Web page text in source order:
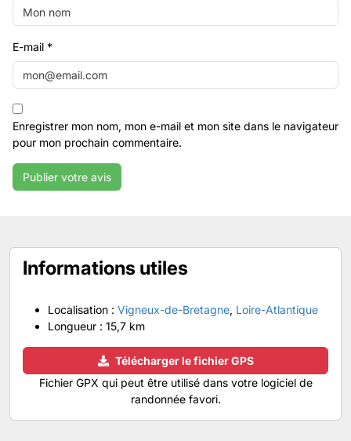
E-mail *
Enregistrer mon nom, mon e-mail et mon site dans le navigateur
pour mon prochain commentaire.
Informations utiles
Localisation : Vigneux-de-Bretagne, Loire-Atlantique
Longueur : 15,7 km
Télécharger le fichier GPS
Fichier GPX qui peut être utilisé dans votre logiciel de
randonnée favori.